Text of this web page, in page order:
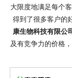
大限度地满足每个
得到了很多客户的
康生物科技有限公司
及有竞争力的价格